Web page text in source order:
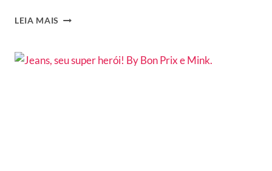
LEIA MAIS LADY
ALEXANDER
MCQUEEN